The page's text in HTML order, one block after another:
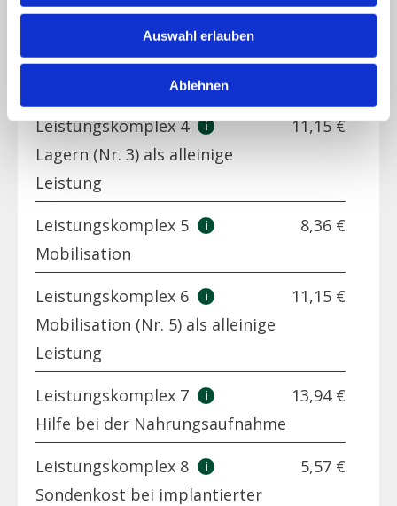
Auswahl erlauben
Ablehnen
Große Körperpflege
Leistungskomplex 3
5,57 €
Leistungskomplex 4
Lagern (Nr. 3) als alleinige
Leistung
11,15 €
Leistungskomplex 5
Mobilisation
8,36 €
Leistungskomplex 6
Mobilisation (Nr. 5) als alleinige
Leistung
11,15 €
Leistungskomplex 7
Hilfe bei der Nahrungsaufnahme
13,94 €
Leistungskomplex 8
Sondenkost bei implantierter
5,57 €